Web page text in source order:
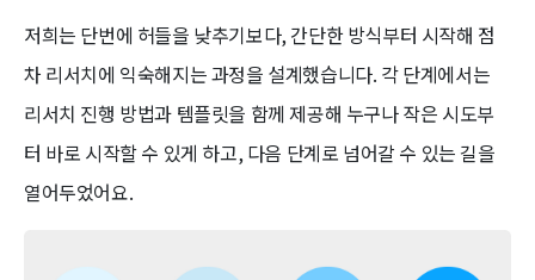
저희는 단번에 허들을 낮추기보다, 간단한 방식부터 시작해 점
차 리서치에 익숙해지는 과정을 설계했습니다. 각 단계에서는
리서치 진행 방법과 템플릿을 함께 제공해 누구나 작은 시도부
터 바로 시작할 수 있게 하고, 다음 단계로 넘어갈 수 있는 길을
열어두었어요.